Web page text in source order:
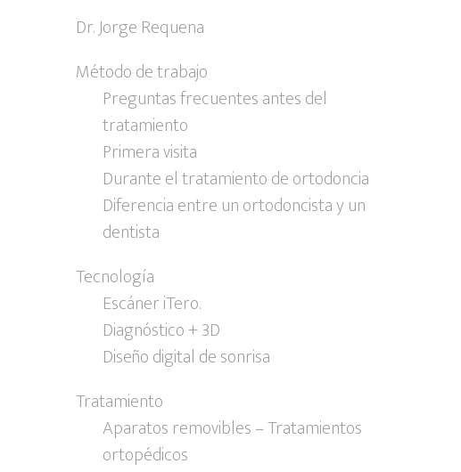
Dr. Jorge Requena
Método de trabajo
Preguntas frecuentes antes del
tratamiento
Primera visita
Durante el tratamiento de ortodoncia
Diferencia entre un ortodoncista y un
dentista
Tecnología
Escáner iTero.
Diagnóstico + 3D
Diseño digital de sonrisa
Tratamiento
Aparatos removibles – Tratamientos
ortopédicos